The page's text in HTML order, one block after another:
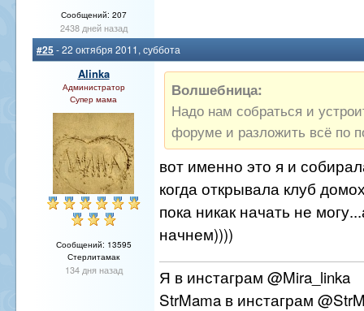
Сообщений: 207
2438 дней назад
#25 - 22 октября 2011, суббота
Alinka
Администратор
Супер мама
Сообщений: 13595
Стерлитамак
134 дня назад
Волшебница:
Надо нам собраться и
форуме и разложить всё по
вот именно это я и
когда открывала клуб
пока никак начать не
начнем))))
Я в инстаграм @Mira_linka
StrMama в инстаграм